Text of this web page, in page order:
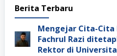
Menara
Mercusuar
Berita Terbaru
Mengejar Cita-Cita
Fachrul Razi
Rektor di